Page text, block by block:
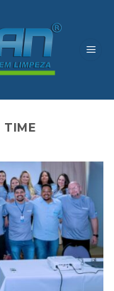
TIME